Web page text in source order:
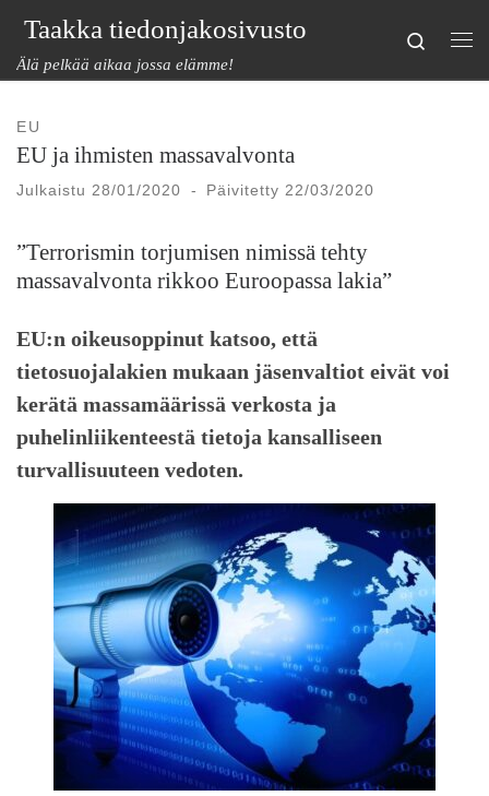
Skip to content
Taakka tiedonjakosivusto
Älä pelkää aikaa jossa elämme!
Search
EU
EU ja ihmisten massavalvonta
Julkaistu 28/01/2020 - Päivitetty 22/03/2020
”Terrorismin torjumisen nimissä tehty
massavalvonta rikkoo Euroopassa lakia”
EU:n oikeusoppinut katsoo, että
tietosuojalakien mukaan jäsenvaltiot eivät voi
kerätä massamäärissä verkosta ja
puhelinliikenteestä tietoja kansalliseen
turvallisuuteen vedoten.